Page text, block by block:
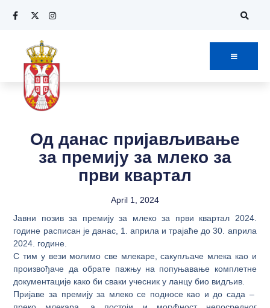
Од данас пријављивање
за премију за млеко за
први квартал
April 1, 2024
Јавни позив за премију за млеко за први квартал 2024.
године расписан је данас, 1. априла и трајаће до 30. априла
2024. године.
С тим у вези молимо све млекаре, сакупљаче млека као и
произвођаче да обрате пажњу на попуњавање комплетне
документације како би сваки учесник у ланцу био видљив.
Пријаве за премију за млеко се подносе као и до сада –